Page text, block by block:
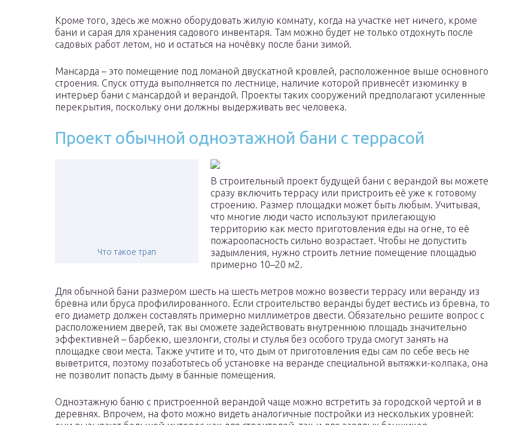
Кроме того, здесь же можно оборудовать жилую комнату, когда на участке нет ничего, кроме
бани и сарая для хранения садового инвентаря. Там можно будет не только отдохнуть после
садовых работ летом, но и остаться на ночёвку после бани зимой.
Мансарда – это помещение под ломаной двускатной кровлей, расположенное выше основного
строения. Спуск оттуда выполняется по лестнице, наличие которой привнесёт изюминку в
интерьер бани с мансардой и верандой. Проекты таких сооружений предполагают усиленные
перекрытия, поскольку они должны выдерживать вес человека.
Проект обычной одноэтажной бани с террасой
Что такое трап
В строительный проект будущей бани с верандой вы можете
сразу включить террасу или пристроить её уже к готовому
строению. Размер площадки может быть любым. Учитывая,
что многие люди часто используют прилегающую
территорию как место приготовления еды на огне, то её
пожароопасность сильно возрастает. Чтобы не допустить
задымления, нужно строить летние помещение площадью
примерно 10–20 м2.
Для обычной бани размером шесть на шесть метров можно возвести террасу или веранду из
бревна или бруса профилированного. Если строительство веранды будет вестись из бревна, то
его диаметр должен составлять примерно миллиметров двести. Обязательно решите вопрос с
расположением дверей, так вы сможете задействовать внутреннюю площадь значительно
эффективней – барбекю, шезлонги, столы и стулья без особого труда смогут занять на
площадке свои места. Также учтите и то, что дым от приготовления еды сам по себе весь не
выветрится, поэтому позаботьтесь об установке на веранде специальной вытяжки-колпака, она
не позволит попасть дыму в банные помещения.
Одноэтажную баню с пристроенной верандой чаще можно встретить за городской чертой и в
деревнях. Впрочем, на фото можно видеть аналогичные постройки из нескольких уровней: